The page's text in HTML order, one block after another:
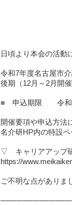
日頃より本会の活動
令和7年度名古屋市
後期（12月～2月開
■ 申込期限 令和7
開催要項や申込方法
名介研HP内の特設ペ
▽ キャリアアップ
https://
ご不明な点がありま